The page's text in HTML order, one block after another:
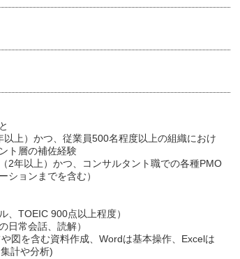
以上）かつ、従業員500名程度以上の組織におけ
ト層の補佐経験
2年以上）かつ、コンサルタント職での各種PMO
ションまでを含む）
、TOEIC 900点以上程度）
日常会話、読解）
図を含む資料作成、Wordは基本操作、Excelは
計や分析)